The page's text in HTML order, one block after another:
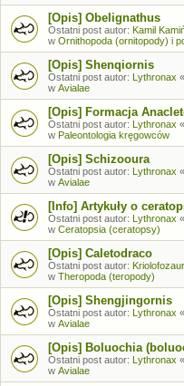
[Opis] Obelignathus
Ostatni post autor: Kamil
w Ornithopoda (ornitopody) i
[Opis] Shenqiornis
Ostatni post autor: Lythronax «
w Avialae
[Opis] Formacja
Ostatni post autor: Lythronax «
w Paleontologia kręgowców
[Opis] Schizooura
Ostatni post autor: Lythronax «
w Avialae
[Info] Artykuły o
Ostatni post autor: Lythronax «
w Ceratopsia (ceratopsy)
[Opis] Caletodraco
Ostatni post autor:
w Theropoda (teropody)
[Opis] Shengjingornis
Ostatni post autor: Lythronax «
w Avialae
[Opis] Boluochia
Ostatni post autor: Lythronax «
w Avialae